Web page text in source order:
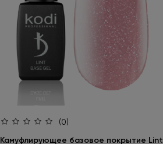
(0)
Камуфлирующее базовое покрытие Lint